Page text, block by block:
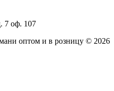
7 оф. 107
оптом и в розницу © 2026